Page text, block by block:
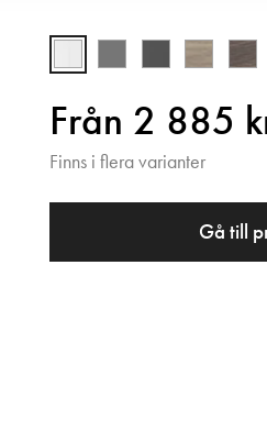
Från 2 885
Finns i flera varianter
Gå till